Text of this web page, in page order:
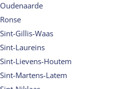
Oudenaarde
Ronse
Sint-Gillis-Waas
Sint-Laureins
Sint-Lievens-Houtem
Sint-Martens-Latem